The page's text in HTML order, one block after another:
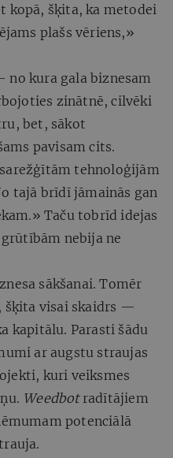
kopā, šķita, ka metodei
plašs vēriens,»
kura gala biznesam
zinātnē, cilvēki
bet, sākot
pavisam cits.
tehnoloģijām
tajā brīdī jāmainās gan
Taču tobrīd idejas
nebija ne
sākšanai. Tomēr
šķita visai skaidrs —
kapitālu. Parasti šādu
ar augstu straujas
kuri veiksmes
Weedbotradītājiem
potenciālā